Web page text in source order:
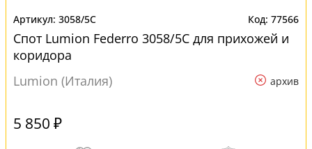
3058/5C 77566
Спот Lumion Federro 3058/5C для прихожей и
коридора
Lumion (Италия)
архив
5 850 ₽